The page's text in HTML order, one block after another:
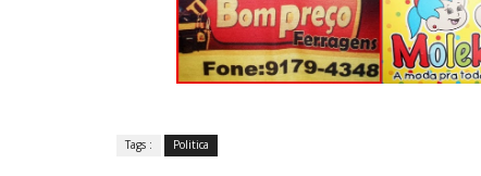
Tags : Politica